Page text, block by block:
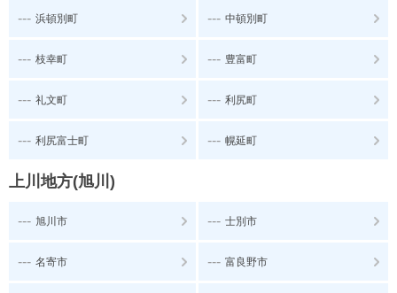
--- 浜頓別町 --- 中頓別町
--- 枝幸町 --- 豊富町
--- 礼文町 --- 利尻町
--- 利尻富士町 --- 幌延町
上川地方(旭川)
--- 旭川市 --- 士別市
--- 名寄市 --- 富良野市